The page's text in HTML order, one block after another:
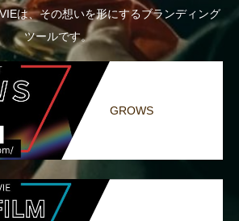
は、その想いを形にするブランディング
ツールです。
GROWS